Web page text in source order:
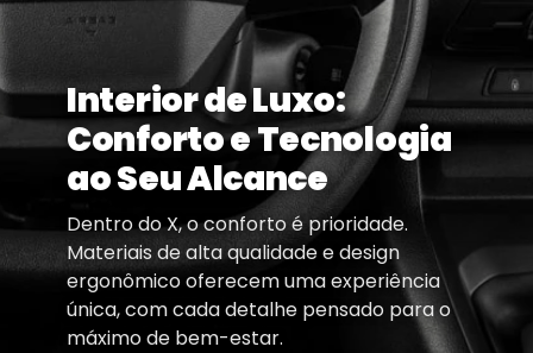
Interior de Luxo:
Conforto e Tecnologia
ao Seu Alcance
Dentro do X, o conforto é prioridade.
Materiais de alta qualidade e design
ergonômico oferecem uma experiência
única, com cada detalhe pensado para o
máximo de bem-estar.